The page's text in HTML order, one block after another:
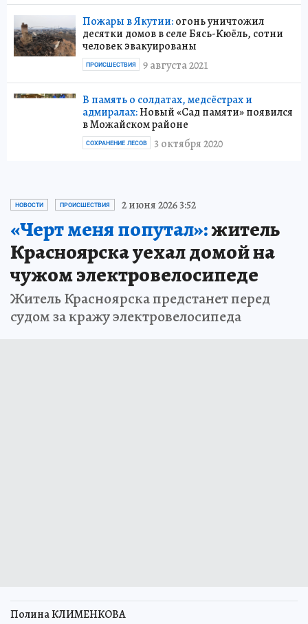
Пожары в Якутии:огонь уничтожил
десятки домов в селе Бясь-Кюёль, сотни
человек эвакуированы
9 августа 2021
ПРОИСШЕСТВИЯ
В память о солдатах, медсёстрах и
адмиралах:Новый «Сад памяти» появился
в Можайском районе
3 октября 2020
СОХРАНЕНИЕ ЛЕСОВ
НОВОСТИ ПРОИСШЕСТВИЯ 2 июня 2026 3:52
«Черт меня попутал»:житель
Красноярска уехал домой на
чужом электровелосипеде
Житель Красноярска предстанет перед
судом за кражу электровелосипеда
Полина КЛИМЕНКОВА